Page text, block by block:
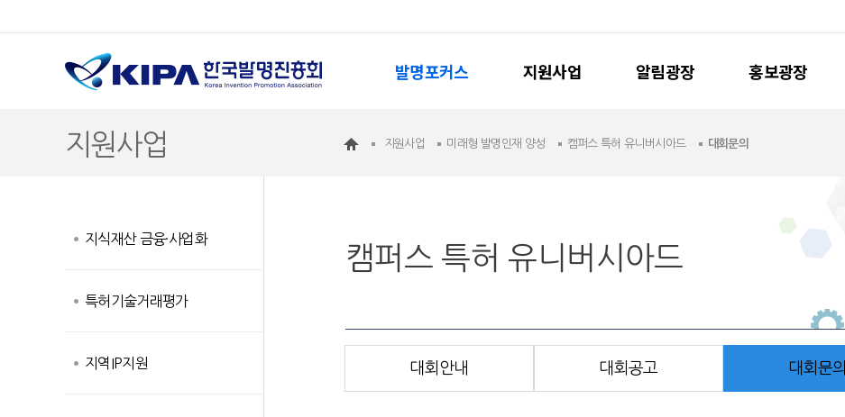
발명포커스 지원사업 알림광장 홍보광장
지원사업 지원사업 미래형 발명인재 양성 캠퍼스 특허 유니버시아드 대회문의
지식재산 금융·사업화
특허기술거래평가
지역IP지원
캠퍼스 특허 유니버시아드
대회안내 대회공고 대회문의